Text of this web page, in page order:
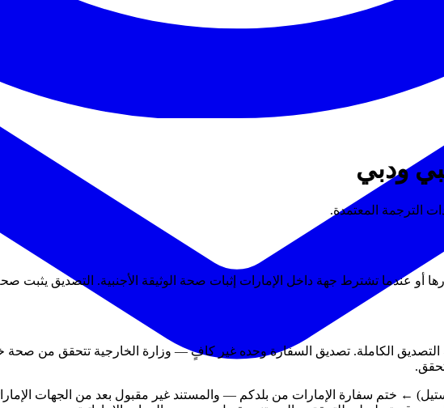
ودبي
الترجمة المعتمدة.
أو عندما تشترط جهة داخل الإمارات إثبات صحة الوثيقة الأجنبية. التصديق يثبت
التصديق الكاملة. تصديق السفارة وحده غير كافٍ — وزارة الخارجية تتحقق من صحة
← ختم سفارة الإمارات من بلدكم — والمستند غير مقبول بعد من الجهات